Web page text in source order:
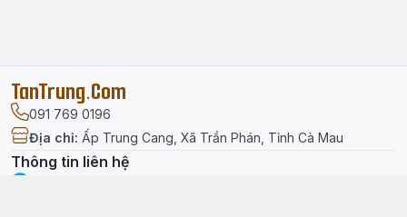
TanTrung.Com
091 769 0196
Địa chỉ: Ấp Trung Cang, Xã Trần Phán, Tỉnh Cà Mau
Thông tin liên hệ